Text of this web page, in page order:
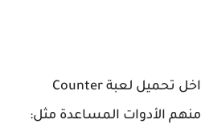
هناك الكثير من الأدوات داخل تحميل لعبة Counter
Strike Global Offensive منهم الأدوات المساعدة مثل: